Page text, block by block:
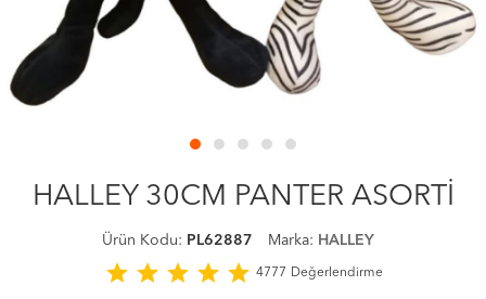
HALLEY 30CM PANTER ASORTİ
Ürün Kodu: PL62887 Marka: HALLEY
star star star star star 4777 Değerlendirme